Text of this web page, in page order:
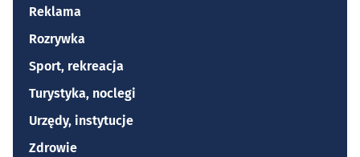
Reklama
Rozrywka
Sport, rekreacja
Turystyka, noclegi
Urzędy, instytucje
Zdrowie